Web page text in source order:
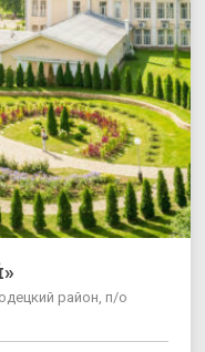
район, п/о